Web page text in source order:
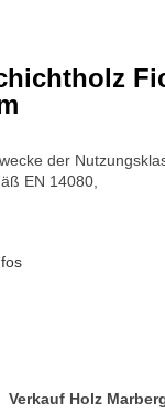
der
EN 14080,
Verkauf Holz